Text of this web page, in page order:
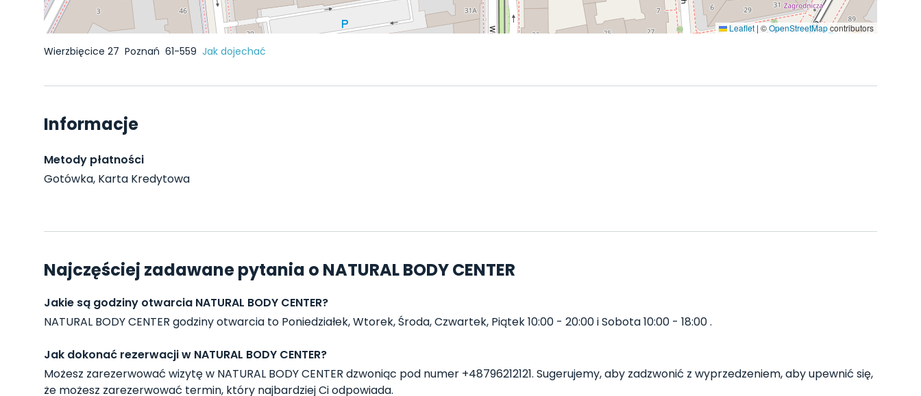
Leaflet | ©OpenStreetMapcontributors
Wierzbięcice 27 Poznań 61-559 Jak dojechać
Informacje
Metody płatności
Gotówka, Karta Kredytowa
Najczęściej zadawane pytania o NATURAL BODY CENTER
Jakie są godziny otwarcia NATURAL BODY CENTER?
NATURAL BODY CENTER godziny otwarcia to Poniedziałek, Wtorek, Środa, Czwartek, Piątek 10:00 - 20:00 i Sobota 10:00 - 18:00 .
Jak dokonać rezerwacji w NATURAL BODY CENTER?
Możesz zarezerwować wizytę w NATURAL BODY CENTER dzwoniąc pod numer +48796212121. Sugerujemy, aby zadzwonić z wyprzedzeniem, aby upewnić się,
że możesz zarezerwować termin, który najbardziej Ci odpowiada.